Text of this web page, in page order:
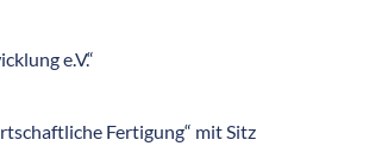
e.V.“
Fertigung“ mit Sitz